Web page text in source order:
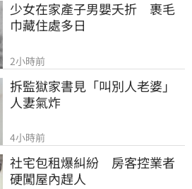
少女在家產子男嬰夭折　裹毛
巾藏住處多日
2小時前
拆監獄家書見「叫別人老婆」
人妻氣炸
4小時前
社宅包租爆糾紛　房客控業者
硬闖屋內趕人